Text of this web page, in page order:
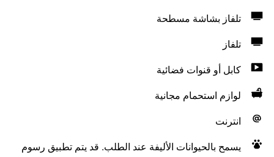
تلفاز بشاشة مسطحة
تلفاز
كابل أو قنوات فضائية
لوازم استحمام مجانية
انترنت
يسمح بالحيوانات الأليفة عند الطلب. قد يتم تطبيق رسوم